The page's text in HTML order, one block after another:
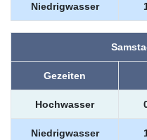
Niedrigwasser
Gezeiten
Hochwasser
Niedrigwasser